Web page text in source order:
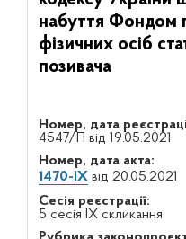
набуття Фондом
фізичних осіб
позивача
Номер, дата
4547/П від 19.05.2021
Номер, дата акта:
1470-ІХвід 20.05.2021
Сесія реєстрації:
5 сесія IX скликання